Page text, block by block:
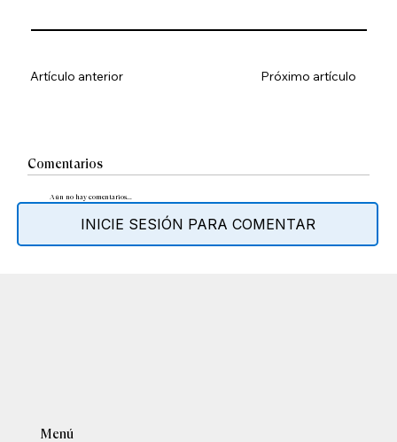
Comentarios
Aún no hay comentarios...
INICIE SESIÓN PARA COMENTAR
Artículo anterior Próximo artículo
Menú